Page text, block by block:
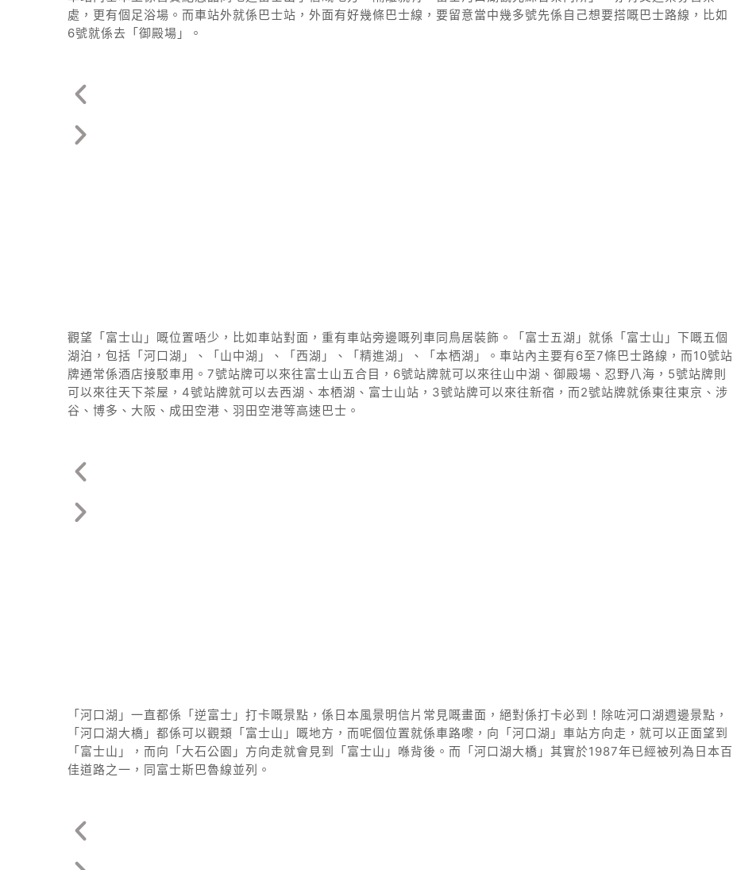
處，更有個足浴場。而車站外就係巴士站，外面有好幾條巴士線，要留意當中幾多號先係自己想要搭嘅巴士路線，比如
6號就係去「御殿場」。
觀望「富士山」嘅位置唔少，比如車站對面，重有車站旁邊嘅列車同鳥居裝飾。「富士五湖」就係「富士山」下嘅五個
湖泊，包括「河口湖」、「山中湖」、「西湖」、「精進湖」、「本栖湖」。車站內主要有6至7條巴士路線，而10號站
牌通常係酒店接駁車用。7號站牌可以來往富士山五合目，6號站牌就可以來往山中湖、御殿場、忍野八海，5號站牌則
可以來往天下茶屋，4號站牌就可以去西湖、本栖湖、富士山站，3號站牌可以來往新宿，而2號站牌就係東往東京、涉
谷、博多、大阪、成田空港、羽田空港等高速巴士。
「河口湖」一直都係「逆富士」打卡嘅景點，係日本風景明信片常見嘅畫面，絕對係打卡必到！除咗河口湖週邊景點，
「河口湖大橋」都係可以觀類「富士山」嘅地方，而呢個位置就係車路嚟，向「河口湖」車站方向走，就可以正面望到
「富士山」，而向「大石公園」方向走就會見到「富士山」喺背後。而「河口湖大橋」其實於1987年已經被列為日本百
佳道路之一，同富士斯巴魯線並列。